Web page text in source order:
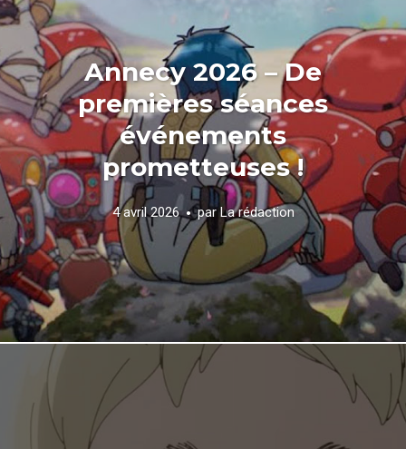
Annecy 2026 – De
premières séances
événements
prometteuses !
4 avril 2026 parLa rédaction